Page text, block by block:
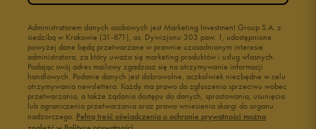
Administratorem danych osobowych jest Marketing Investment Group S.A. z
siedzibą w Krakowie (31-871), os. Dywizjonu 303 paw. 1, udostępnione
powyżej dane będą przetwarzane w prawnie uzasadnionym interesie
administratora, za który uważa się marketing produktów i usług własnych.
Podając swój adres mailowy zgadzasz się na otrzymywanie informacji
handlowych. Podanie danych jest dobrowolne, aczkolwiek niezbędne w celu
otrzymywania newslettera. Każdy ma prawo do zgłoszenia sprzeciwu wobec
przetwarzania, a także żądania dostępu do danych, sprostowania, usunięcia
lub ograniczenia przetwarzania oraz prawo wniesienia skargi do organu
nadzorczego. Pełną treść oświadczenia o ochronie prywatności można